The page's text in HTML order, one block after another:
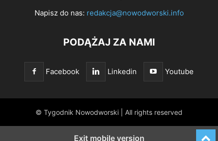
Napisz do nas: redakcja@nowodworski.info
PODĄŻAJ ZA NAMI
Facebook Linkedin Youtube
© Tygodnik Nowodworski | All rights reserved
Exit mobile version